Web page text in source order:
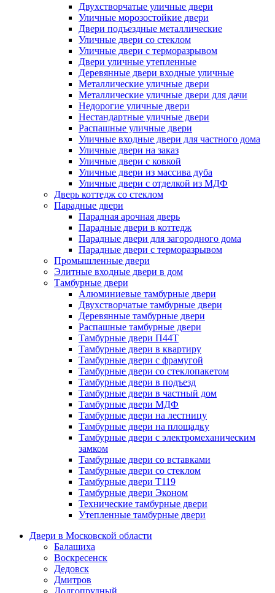
Двухстворчатые уличные двери
Уличные морозостойкие двери
Двери подъездные металлические
Уличные двери со стеклом
Уличные двери с терморазрывом
Двери уличные утепленные
Деревянные двери входные уличные
Металлические уличные двери
Металлические уличные двери для дачи
Недорогие уличные двери
Нестандартные уличные двери
Распашные уличные двери
Уличные входные двери для частного дома
Уличные двери на заказ
Уличные двери с ковкой
Уличные двери из массива дуба
Уличные двери с отделкой из МДФ
Дверь коттедж со стеклом
Парадные двери
Парадная арочная дверь
Парадные двери в коттедж
Парадные двери для загородного дома
Парадные двери с терморазрывом
Промышленные двери
Элитные входные двери в дом
Тамбурные двери
Алюминиевые тамбурные двери
Двухстворчатые тамбурные двери
Деревянные тамбурные двери
Распашные тамбурные двери
Тамбурные двери П44Т
Тамбурные двери в квартиру
Тамбурные двери с фрамугой
Тамбурные двери со стеклопакетом
Тамбурные двери в подъезд
Тамбурные двери в частный дом
Тамбурные двери МДФ
Тамбурные двери на лестницу
Тамбурные двери на площадку
Тамбурные двери с электромеханическим
замком
Тамбурные двери со вставками
Тамбурные двери со стеклом
Тамбурные двери Т119
Тамбурные двери Эконом
Технические тамбурные двери
Утепленные тамбурные двери
Двери в Московской области
Балашиха
Воскресенск
Дедовск
Дмитров
Долгопрудный